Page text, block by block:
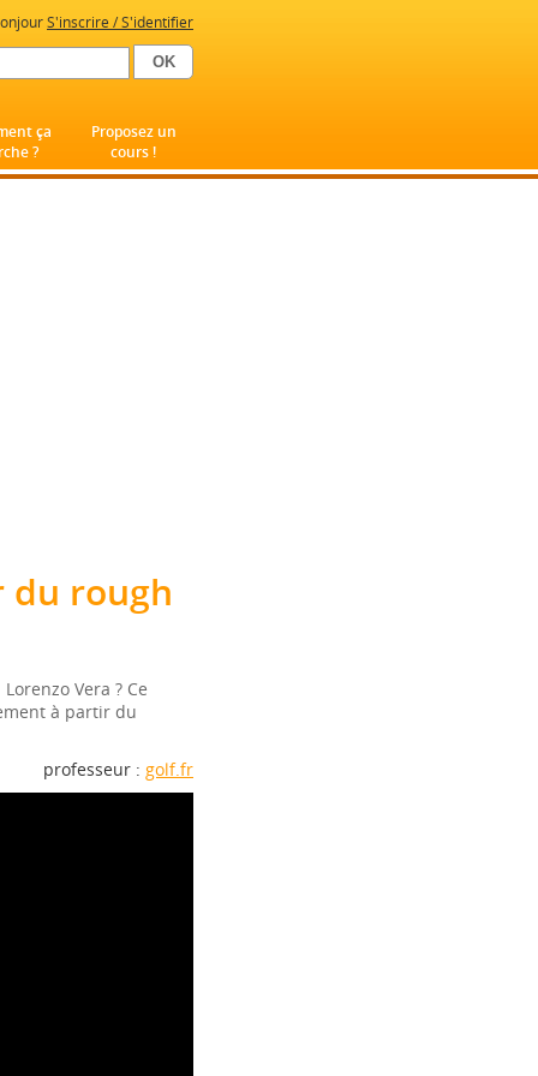
S'inscrire / S'identifier
ça
?
Proposez un
cours !
du rough
Vera ? Ce
à partir du
professeur : golf.fr